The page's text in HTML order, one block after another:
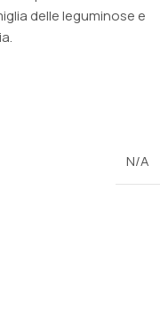
delle leguminose e
N/A